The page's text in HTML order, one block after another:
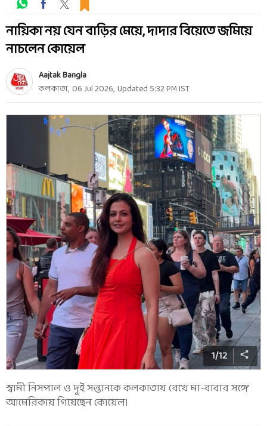
নায়িকা নয় যেন বাড়ির মেয়ে, দাদার বিয়েতে জমিয়ে
নাচলেন কোয়েল
Aajtak Bangla
কলকাতা, 06 Jul 2026, Updated 5:32 PMIST
1/12
স্বামী নিসপাল ও দুই সন্তানকে কলকাতায় রেখে মা-বাবার সঙ্গে
আমেরিকায় গিয়েছেন কোয়েল।